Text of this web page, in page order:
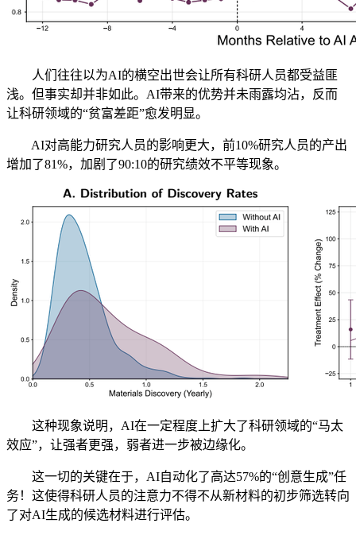
人们往往以为AI的横空出世会让所有科研人员都受益匪
浅。但事实却并非如此。AI带来的优势并未雨露均沾，反而
让科研领域的“贫富差距”愈发明显。
AI对高能力研究人员的影响更大，前10%研究人员的产出
增加了81%，加剧了90:10的研究绩效不平等现象。
这种现象说明，AI在一定程度上扩大了科研领域的“马太
效应”，让强者更强，弱者进一步被边缘化。
这一切的关键在于，AI自动化了高达57%的“创意生成”任
务！这使得科研人员的注意力不得不从新材料的初步筛选转向
了对AI生成的候选材料进行评估。